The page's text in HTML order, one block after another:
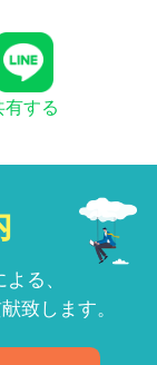
有する
る、
致します。